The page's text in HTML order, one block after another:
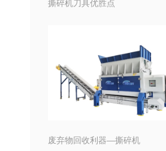
撕碎机刀具优胜点
废弃物回收利器—撕碎机